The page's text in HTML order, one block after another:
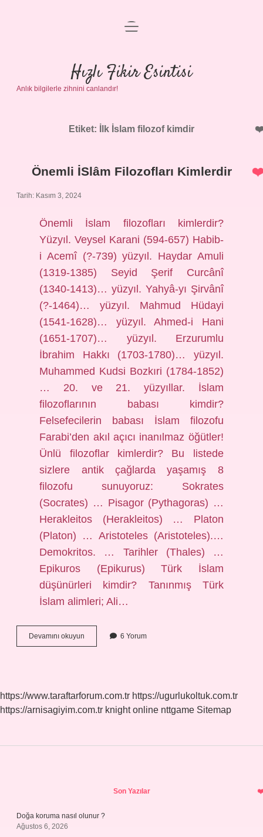
Anasayfa
Gizlilik Politikası
Yasal Uyarı
menüyü
Hızlı Fikir Esintisi
Anlık bilgilerle zihnini canlandır!
Etiket: İlk İslam filozof kimdir
Önemli İSlâm Filozofları Kimlerdir
Tarih: Kasım 3, 2024
Önemli İslam filozofları kimlerdir?
Yüzyıl. Veysel Karani (594-657) Habib-
i Acemî (?-739) yüzyıl. Haydar Amuli
(1319-1385) Seyid Şerif Curcânî
(1340-1413)… yüzyıl. Yahyâ-yı Şirvânî
(?-1464)… yüzyıl. Mahmud Hüdayi
(1541-1628)… yüzyıl. Ahmed-i Hani
(1651-1707)… yüzyıl. Erzurumlu
İbrahim Hakkı (1703-1780)… yüzyıl.
Muhammed Kudsi Bozkıri (1784-1852)
… 20. ve 21. yüzyıllar. İslam
filozoflarının babası kimdir?
Felsefecilerin babası İslam filozofu
Farabi’den akıl açıcı inanılmaz öğütler!
Ünlü filozoflar kimlerdir? Bu listede
sizlere antik çağlarda yaşamış 8
filozofu sunuyoruz: Sokrates
(Socrates) … Pisagor (Pythagoras) …
Herakleitos (Herakleitos) … Platon
(Platon) … Aristoteles (Aristoteles).​…
Demokritos. … Tarihler (Thales) …
Epikuros (Epikurus) Türk İslam
düşünürleri kimdir? Tanınmış Türk
İslam alimleri; Ali…
Devamını okuyun
İSlâm
6 Yorum
https://www.taraftarforum.com.tr https://ugurlukoltuk.com.tr
https://arnisagiyim.com.tr knight online nttgame Sitemap
Son Yazılar
Doğa koruma nasıl olunur ?
Ağustos 6, 2026